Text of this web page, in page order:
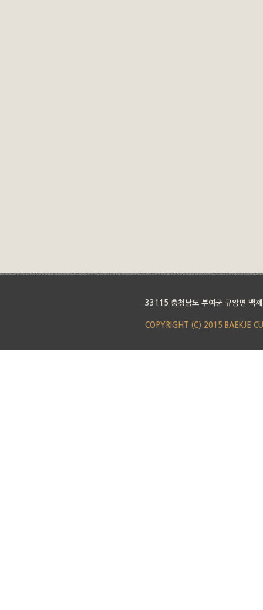
33115 충청남도 부여군 규암면 백
COPYRIGHT (C) 2015 BAEKJE